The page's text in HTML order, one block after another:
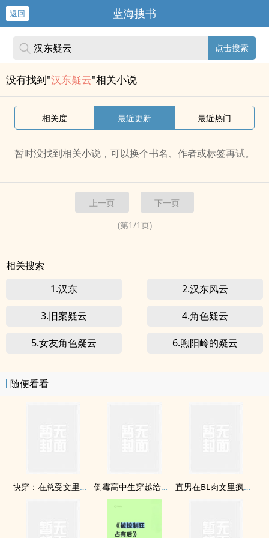
返回 蓝海搜书
点击搜索
没有找到"汉东疑云"相关小说
相关度 最近更新 最近热门
暂时没找到相关小说，可以换个书名、作者或标签再试。
上一页
下一页
(第1/1页)
相关搜索
1.汉东
2.汉东风云
3.旧案疑云 4.角色疑云
5.女友角色疑云 6.煦阳岭的疑云
随便看看
快穿：在总受文里抢主角攻np 倒霉高中生穿越给龙傲天做老婆 直男在BL肉文里疯狂挨肏[总受]